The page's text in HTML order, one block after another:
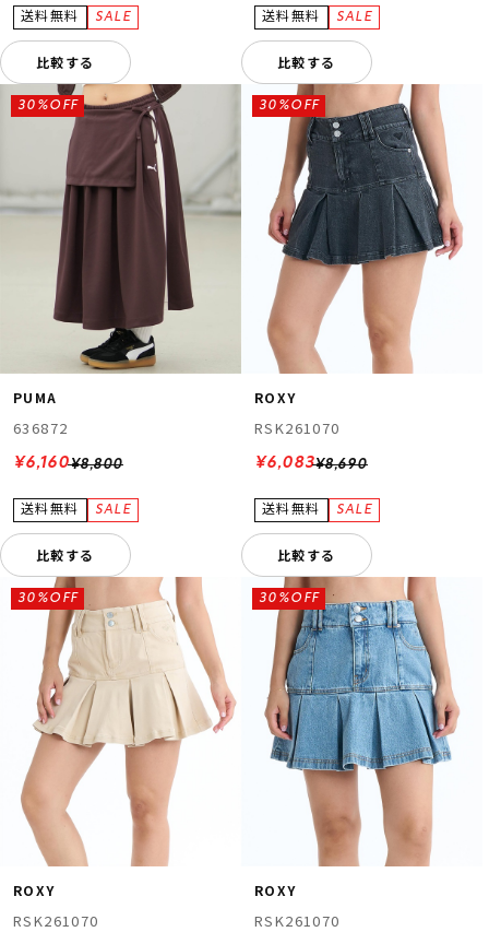
比較する 比較する
PUMA
636872
¥8,800
30%OFF
¥6,160
比較する
ROXY
RSK261070
¥8,690
30%OFF
¥6,083
比較する
ROXY
RSK261070
30%OFF
ROXY
RSK261070
30%OFF